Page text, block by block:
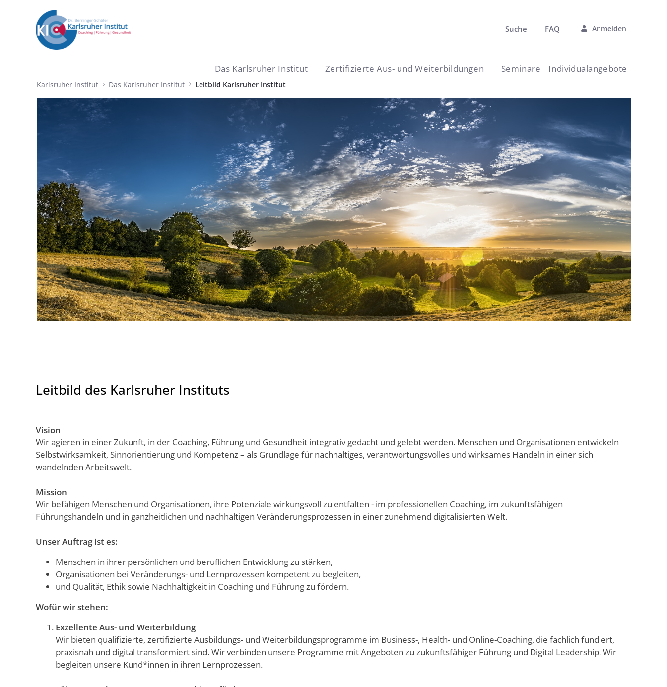
Zum Hauptinhalt springen
Suche FAQ Anmelden
Das Karlsruher Institut Zertifizierte Aus- und Weiterbildungen Seminare Individualangebote
Leitbild Karlsruher Institut - Karlsruher Institut
Karlsruher Institut Das Karlsruher Institut Leitbild Karlsruher Institut
Leitbild des Karlsruher Instituts
Vision
Wir agieren in einer Zukunft, in der Coaching, Führung und Gesundheit integrativ gedacht und gelebt werden. Menschen und Organisationen entwickeln
Selbstwirksamkeit, Sinnorientierung und Kompetenz – als Grundlage für nachhaltiges, verantwortungsvolles und wirksames Handeln in einer sich
wandelnden Arbeitswelt.
Mission
Wir befähigen Menschen und Organisationen, ihre Potenziale wirkungsvoll zu entfalten - im professionellen Coaching, im zukunftsfähigen
Führungshandeln und in ganzheitlichen und nachhaltigen Veränderungsprozessen in einer zunehmend digitalisierten Welt.
Unser Auftrag ist es:
Menschen in ihrer persönlichen und beruflichen Entwicklung zu stärken,
Organisationen bei Veränderungs- und Lernprozessen kompetent zu begleiten,
und Qualität, Ethik sowie Nachhaltigkeit in Coaching und Führung zu fördern.
Wofür wir stehen:
Exzellente Aus- und Weiterbildung
Wir bieten qualifizierte, zertifizierte Ausbildungs- und Weiterbildungsprogramme im Business-, Health- und Online-Coaching, die fachlich fundiert,
praxisnah und digital transformiert sind. Wir verbinden unsere Programme mit Angeboten zu zukunftsfähiger Führung und Digital Leadership. Wir
begleiten unsere Kund*innen in ihren Lernprozessen.